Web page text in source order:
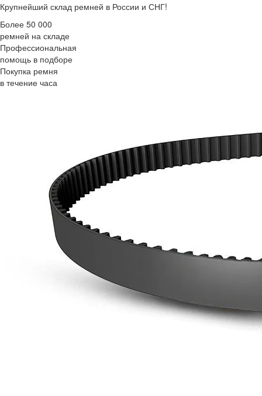
Крупнейший склад ремней в России и СНГ!
Более 50 000
ремней на складе
Профессиональная
помощь в подборе
Покупка ремня
в течение часа